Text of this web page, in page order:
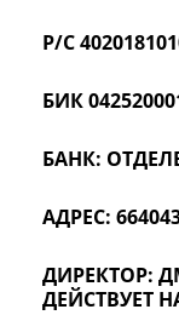
Р/С
БИК
БАНК:
АДРЕС:
ДИРЕКТОР:
ДЕЙСТВУЕТ